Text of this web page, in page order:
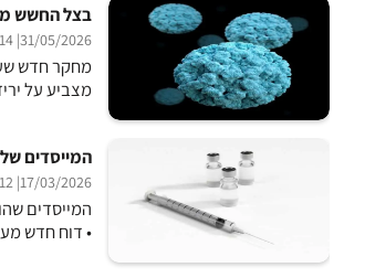
בצל החשש
31/05/2026
| 6:14 am
מצביע על
המייסדים
17/03/2026
| 6:12 am
המייסדים
• דוח חדש